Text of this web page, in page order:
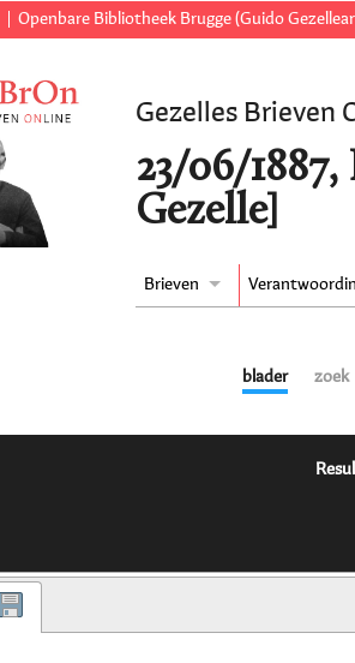
Openbare Bibliotheek Brugge (Guido
Gezelles Brieven
23/06/
Gezelle]
Brieven
blader zoek